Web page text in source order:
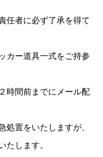
任者に必ず了承を得て
カー道具一式をご持参
時間前までにメール配
処置をいたしますが、
たします。